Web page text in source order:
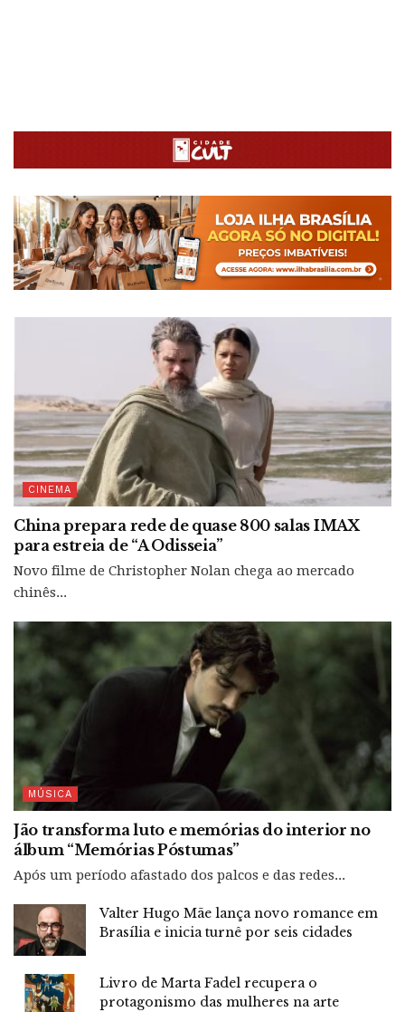
CINEMA
China prepara rede de quase 800 salas IMAX
para estreia de “A Odisseia”
Novo filme de Christopher Nolan chega ao mercado
chinês...
MÚSICA
Jão transforma luto e memórias do interior no
álbum “Memórias Póstumas”
Após um período afastado dos palcos e das redes...
Valter Hugo Mãe lança novo romance em
Brasília e inicia turnê por seis cidades
Livro de Marta Fadel recupera o
protagonismo das mulheres na arte